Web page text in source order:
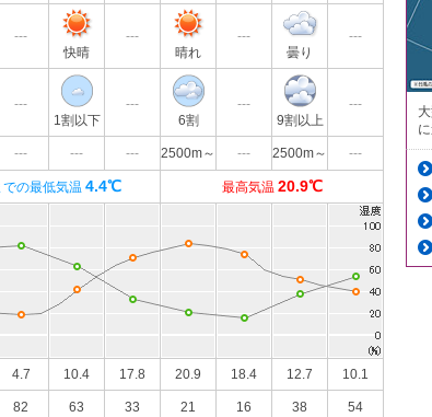
---
快晴
---
晴れ
---
曇り
---
---
1割以下
---
6割
---
9割以上
---
--- --- --- 2500m～ --- 2500m～ ---
での最低気温 4.4℃ 最高気温 20.9℃
4.7 10.4 17.8 20.9 18.4 12.7 10.1
82 63 33 21 16 38 54